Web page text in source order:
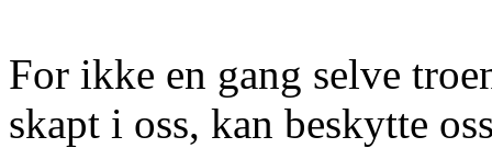
For ikke en gang selve
skapt i oss, kan beskytte